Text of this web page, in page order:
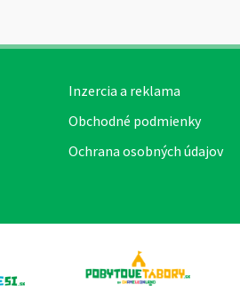
Inzercia a reklama
Obchodné podmienky
Ochrana osobných údajov